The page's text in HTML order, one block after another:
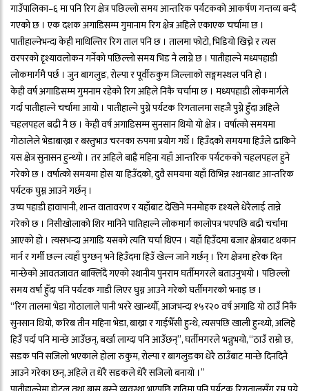
गाउँपालिका–६ मा पनि रिग क्षेत्र पछिल्लो समय आन्तरिक पर्यटकको आकर्षण गन्तव्य बन्दै
गएको छ । एक दशक अगाडिसम्म गुमानाम रिग क्षेत्र अहिले एकाएक चर्चामा छ ।
पातीहाल्नेभन्दा केही माथिल्तिर रिग ताल पनि छ । तालमा फोटो, भिडियो खिच्ने र त्यस
वरपरको दृृश्यावलोकन गर्नेको पछिल्लो समय भिड नै लाग्ने छ । पातीहाल्ने मध्यपहाडी
लोकमार्गमै पर्छ । जुन बागलुङ, रोल्पा र पूर्वीरुकुम जिल्लाको सङ्गमस्थल पनि हो ।
केही वर्ष अगाडिसम्म गुमनाम रहेको रिग अहिले निकै चर्चामा छ । मध्यपहाडी लोकमार्गले
गर्दा पातीहाल्ने चर्चामा आयो । पातीहाल्ने पुग्ने पर्यटक रिगतालमा सहजै पुग्ने हुँदा अहिले
चहलपहल बढी नै छ । केही वर्ष अगाडिसम्म सुनसान थियो यो क्षेत्र । वर्षात्को समयमा
गोठालेले भेडाबाख्रा र बस्तुभाउ चरनका रुपमा प्रयोग गर्थे । हिउँदको समयमा हिउँले ढाकिने
यस क्षेत्र सुनासन हुन्थ्यो । तर अहिले बाह्रै महिना यहाँ आन्तरिक पर्यटकको चहलपहल हुने
गरेको छ । वर्षात्को समयमा होस या हिउँदको, दुवै समयमा यहाँ विभिन्न स्थानबाट आन्तरिक
पर्यटक घुम्न आउने गर्छन् ।
उच्च पहाडी हावापानी, शान्त वातावरण र यहाँबाट देखिने मनमोहक दृश्यले धेरैलाई तान्ने
गरेको छ । निसीखोलाको शिर मानिने पातिहाल्ने लोकमार्ग कालोपत्र भएपछि बढी चर्चामा
आएको हो । त्यसभन्दा अगाडि यसको त्यति चर्चा थिएन । यहाँ हिउँदमा बजार क्षेत्रबाट थकान
मार्न र गर्मी छल्न त्यहाँ पुग्छन् भने हिउँदमा हिउँ खेल्न जाने गर्छन् । रिग क्षेत्रमा हरेक दिन
मान्छेको आवतजावत बाक्लिँदै गएको स्थानीय पुनराम घर्तीमगरले बताउनुभयो । पछिल्लो
समय वर्षा हुँदा पनि पर्यटक गाडी लिएर घुम्न आउने गरेको घर्तीमगरको भनाइ छ ।
“रिग तालमा भेडा गोठालाले पानी भररे खान्थ्यौँ, आजभन्दा १५र२० वर्ष अगाडि यो ठाउँ निकै
सुनसान थियो, करिब तीन महिना भेडा, बाख्रा र गाईभैँसी हुन्थे, त्यसपछि खाली हुन्थ्यो, अलिहे
हिउँ पर्दा पनि मान्छे आउँछन्, बर्खा लाग्दा पनि आउँछन्”, घर्तीमगरले भन्नुभयो, “ठाउँ राम्रो छ,
सडक पनि सजिलो भएकाले होला रुकुम, रोल्पा र बागलुङका धेरै ठाउँबाट मान्छे दिनदिनै
आउने गरेका छन्, अहिले त धेरै सडकले धेरै सजिलो बनायो ।”